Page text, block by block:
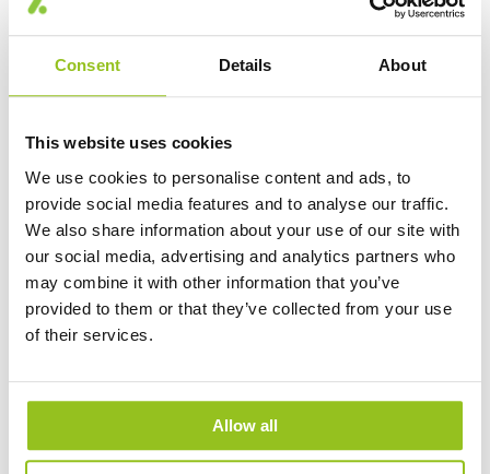
Consent Details About
This website uses cookies
We use cookies to personalise content and ads, to
provide social media features and to analyse our traffic.
We also share information about your use of our site with
our social media, advertising and analytics partners who
may combine it with other information that you’ve
provided to them or that they’ve collected from your use
of their services.
Allow all
Sarek ECO
53 Varianter
Sarek ECO är en effektiv IP23-armatur som lämpar sig för olika
användningsområden. Finns som standard med två olika
ljusspridningar, wide och medium. Enkel installation genom sina
öppningsbara installationsboxar i vardera ände och 5- eller 7-
polig överkoppling. Stommen är tillverkad i korrosionsbeständig
förberedd för integrering av smarta styrsystem som
FAQ - Förkortningar och vanliga frågor